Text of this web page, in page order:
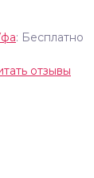
: Бесплатно
отзывы